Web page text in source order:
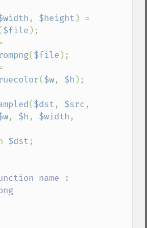
, $height
$file );
($file );
($w, $h );
($dst , $src
, $h , $width
$dst;